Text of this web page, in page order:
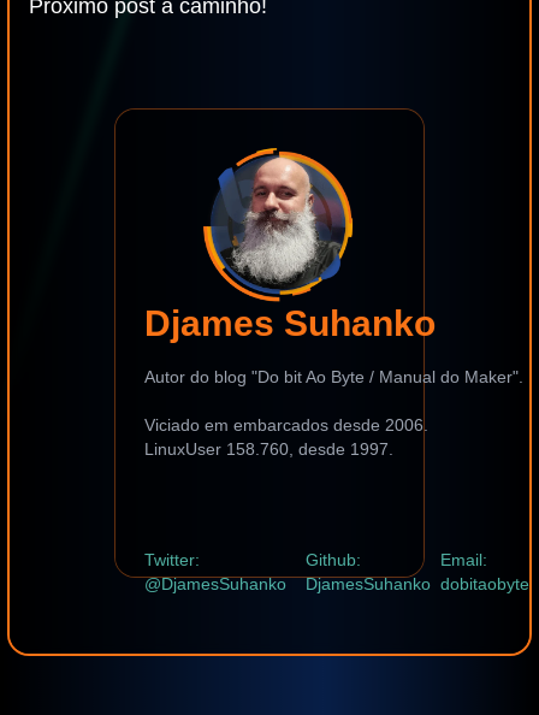
Próximo post a caminho!
Djames Suhanko
Autor do blog "Do bit Ao Byte / Manual do Maker".
Viciado em embarcados desde 2006.
LinuxUser 158.760, desde 1997.
Twitter:
@DjamesSuhanko
Github:
DjamesSuhanko
Email: